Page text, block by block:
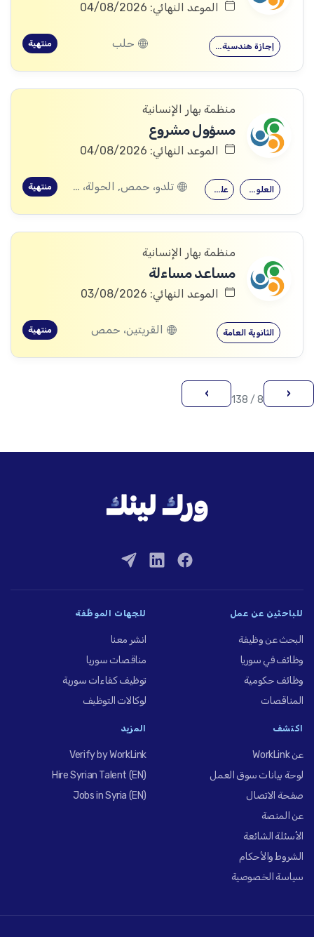
الموعد النهائي: 04/08/2026
إجازة هندسية… حلب منتهية
منظمة بهار الإنسانية
مسؤول مشروع
الموعد النهائي: 04/08/2026
علم النفس العلوم الاجتماعية تلدو، حمص, الحولة، حمص منتهية
منظمة بهار الإنسانية
مساعد مساءلة
الموعد النهائي: 03/08/2026
الثانوية العامة القريتين، حمص منتهية
‹
8 / 138
›
للباحثين عن عمل
البحث عن وظيفة
وظائف في سوريا
وظائف حكومية
المناقصات
للجهات الموظِّفة
انشر معنا
مناقصات سوريا
توظيف كفاءات سورية
لوكالات التوظيف
اكتشف
عن WorkLink
لوحة بيانات سوق العمل
صفحة الاتصال
عن المنصة
الأسئلة الشائعة
الشروط والأحكام
سياسة الخصوصية
المزيد
Verify by WorkLink
Hire Syrian Talent (EN)
Jobs in Syria (EN)